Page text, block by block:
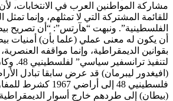
للقائمة المشتركة التي لا تمثلهم، وإنما
الفلسطينية”. ونبهت “هآرتس”: “أن تصريح
أن يكون له معنى عملي (علما بأن) أمنيات
بقوانين الديمقراطية، وإنما مواقفه
لتنفيذ
(افيغدور ليبرمان) قد عرض سابقا تبادل
فلسطينيي 48 إلى
(بيطان) إلى طردهم خارج أسوار